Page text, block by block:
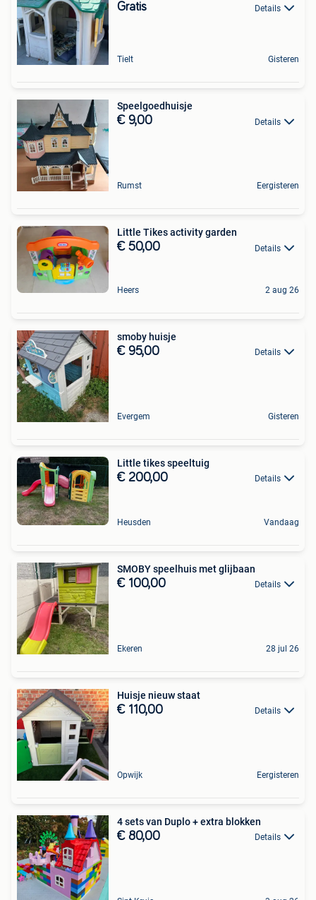
Gratis Details
Tielt Gisteren
Speelgoedhuisje
€ 9,00 Details
Rumst Eergisteren
Little Tikes activity garden
€ 50,00 Details
Heers 2 aug 26
smoby huisje
€ 95,00 Details
Evergem Gisteren
Little tikes speeltuig
€ 200,00 Details
Heusden Vandaag
SMOBY speelhuis met glijbaan
€ 100,00 Details
Ekeren 28 jul 26
Huisje nieuw staat
€ 110,00 Details
Opwijk Eergisteren
4 sets van Duplo + extra blokken
€ 80,00 Details